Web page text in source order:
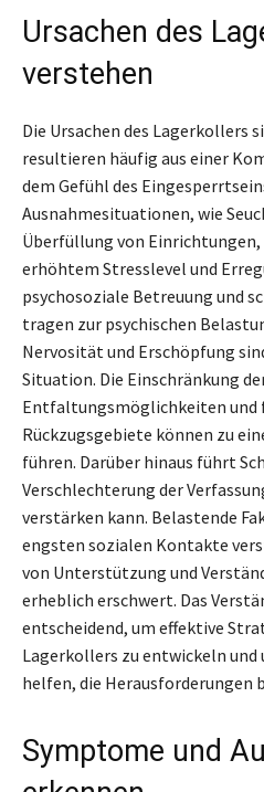
Ursachen des
verstehen
Die Ursachen des Lagerkollers
resultieren häufig aus einer
dem Gefühl des
Ausnahmesituationen, wie
Überfüllung von
erhöhtem Stresslevel und
psychosoziale Betreuung und
tragen zur psychischen
Nervosität und Erschöpfung
Situation. Die Einschränkung
Entfaltungsmöglichkeiten und
Rückzugsgebiete können zu
führen. Darüber hinaus führt
Verschlechterung der
verstärken kann. Belastende
engsten sozialen Kontakte
von Unterstützung und
erheblich erschwert. Das
entscheidend, um effektive
Lagerkollers zu entwickeln und
helfen, die Herausforderungen
Symptome und